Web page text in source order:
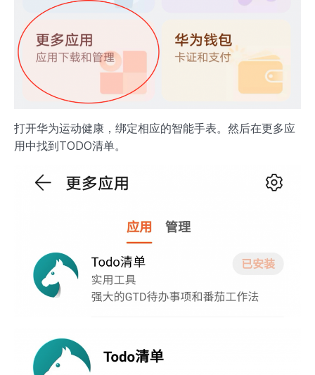
打开华为运动健康，绑定相应的智能手表。然后在更多应
用中找到TODO清单。